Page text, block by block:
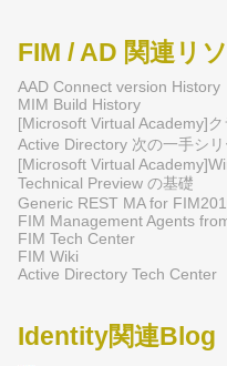
FIM / AD 関連リ
AAD Connect version History
MIM Build History
[Microsoft Virtual Academy]
Active Directory 次の一手シ
[Microsoft Virtual
Technical Preview の基礎
Generic REST MA for
FIM Management Agents
FIM Tech Center
FIM Wiki
Active Directory Tech Center
Identity関連Blog